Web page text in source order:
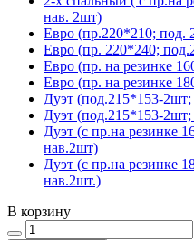
нав. 2шт)
Евро (пр.220*210; под.
Евро (пр. 220*240;
Евро (пр. на резинке
Евро (пр. на резинке
Дуэт (под.215*153-
Дуэт (под.215*153-
Дуэт (с пр.на резинке
нав.2шт)
Дуэт (с пр.на резинке
нав.2шт.)
В корзину